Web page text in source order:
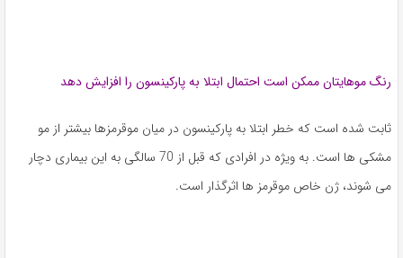
رنگ موهایتان ممکن است احتمال ابتلا به پارکینسون را افزایش دهد
ثابت شده است که خطر ابتلا به پارکینسون در میان موقرمزها بیشتر از مو
مشکی ها است. به ویژه در افرادی که قبل از 70 سالگی به این بیماری دچار
می شوند، ژن خاص موقرمز ها اثرگذار است.